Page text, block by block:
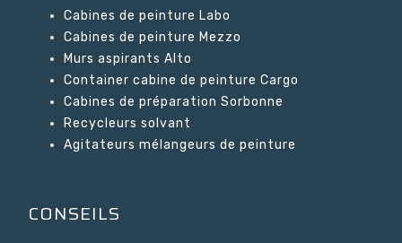
Cabines de peinture Labo
Cabines de peinture Mezzo
Murs aspirants Alto
Container cabine de peinture Cargo
Cabines de préparation Sorbonne
Recycleurs solvant
Agitateurs mélangeurs de peinture
CONSEILS